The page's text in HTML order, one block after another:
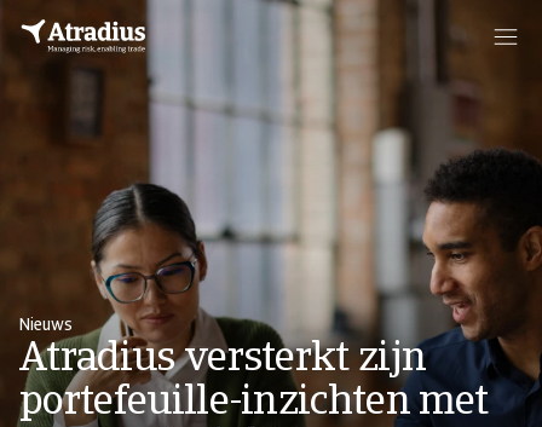
Nieuws
Atradius versterkt zijn
portefeuille-inzichten met